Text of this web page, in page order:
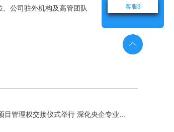
公司驻外机构及高管团队
下一篇 : 国家电网与国家电投生物质发电项目管理权交接仪式举行 深化央企专业化整合 推动能源高质量发展
客服3